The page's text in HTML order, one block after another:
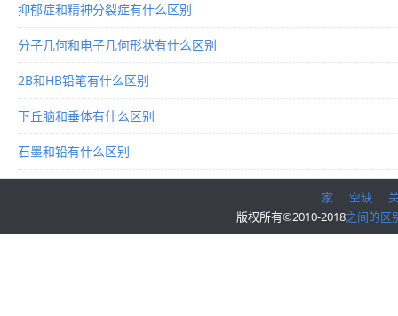
抑郁症和精神分裂症有什么区别
分子几何和电子几何形状有什么区别
2B和HB铅笔有什么区别
下丘脑和垂体有什么区别
石墨和铅有什么区别
家 空缺
版权所有©2010-2018之间的区